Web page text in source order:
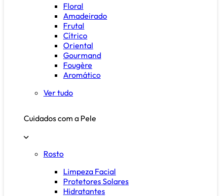
Floral
Amadeirado
Frutal
Cítrico
Oriental
Gourmand
Fougère
Aromático
Ver tudo
Cuidados com a Pele
Rosto
Limpeza Facial
Protetores Solares
Hidratantes